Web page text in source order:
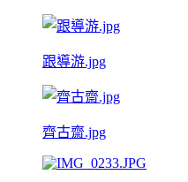
跟導游.jpg
齊古齋.jpg